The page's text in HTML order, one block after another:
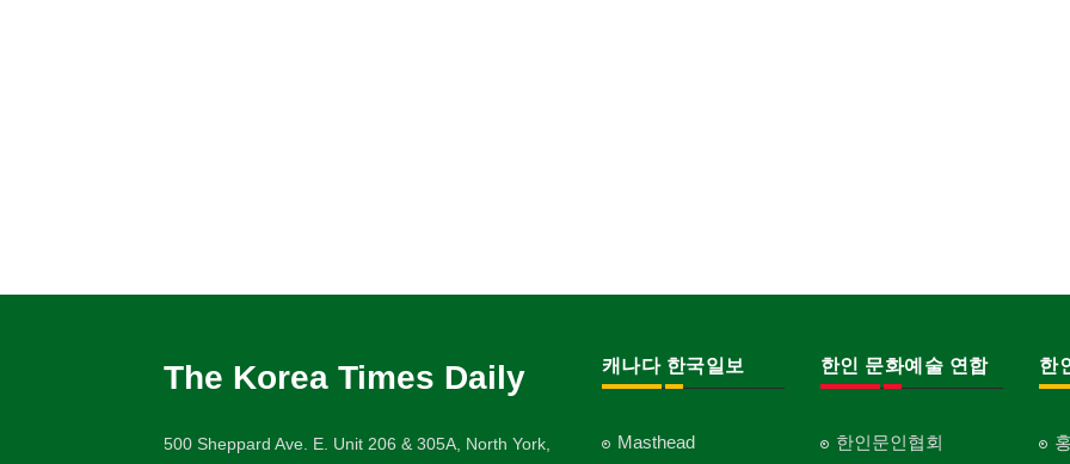
The Korea Times Daily
500 Sheppard Ave. E. Unit 206 & 305A, North York,
캐나다 한국일보
Masthead
한인 문화예술 연합
한인문인협회
한